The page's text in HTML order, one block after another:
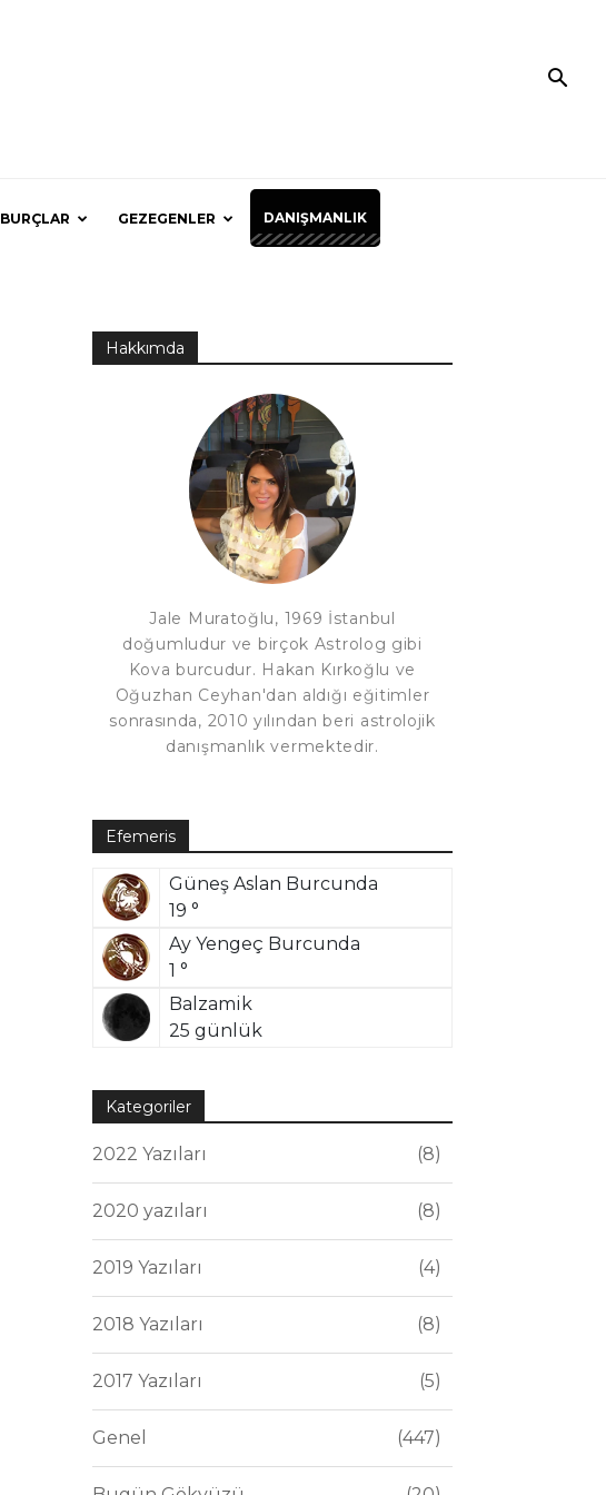
BURÇLAR GEZEGENLER DANIŞMANLIK
Hakkımda
Jale Muratoğlu, 1969 İstanbul
doğumludur ve birçok Astrolog gibi
Kova burcudur. Hakan Kırkoğlu ve
Oğuzhan Ceyhan'dan aldığı eğitimler
sonrasında, 2010 yılından beri astrolojik
danışmanlık vermektedir.
Efemeris
Güneş Aslan Burcunda
19 °
Ay Yengeç Burcunda
1 °
Balzamik
25 günlük
Kategoriler
2022 Yazıları 8
2020 yazıları 8
2019 Yazıları 4
2018 Yazıları 8
2017 Yazıları 5
Genel 447